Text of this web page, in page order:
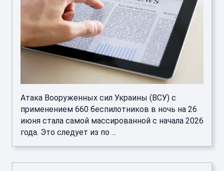
Атака Вооруженных сил Украины (ВСУ) с
применением 660 беспилотников в ночь на 26
июня стала самой массированной с начала 2026
года. Это следует из по ...